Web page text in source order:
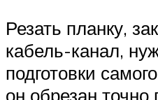
Резать планку,
кабель-канал,
подготовки
он обрезан точно